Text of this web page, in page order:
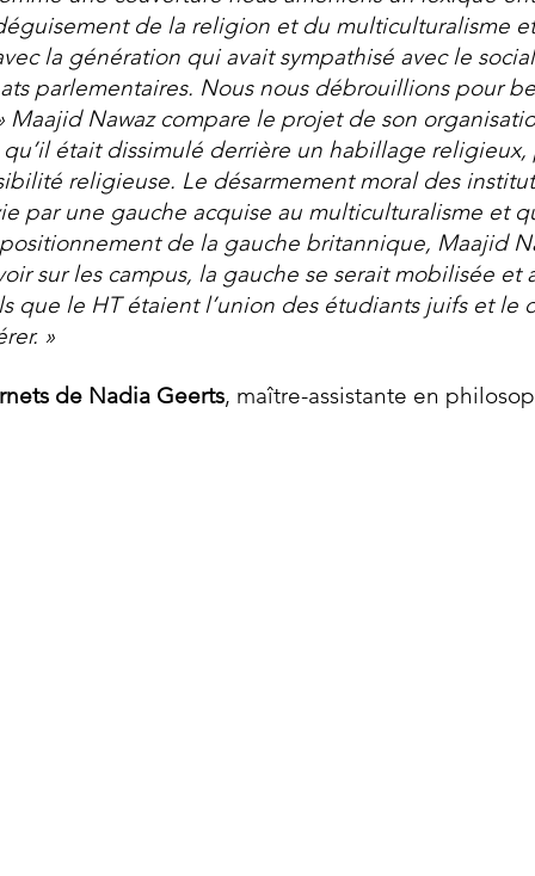
de la religion et du multiculturalisme
la génération qui avait sympathisé avec le
parlementaires. Nous nous débrouillions pour
Maajid Nawaz compare le projet de son
était dissimulé derrière un habillage
religieuse. Le désarmement moral des
par une gauche acquise au multiculturalisme et
de la gauche britannique, Maajid
sur les campus, la gauche se serait mobilisée
que le HT étaient l’union des étudiants juifs et le
»
de Nadia Geerts, maître-assistante en